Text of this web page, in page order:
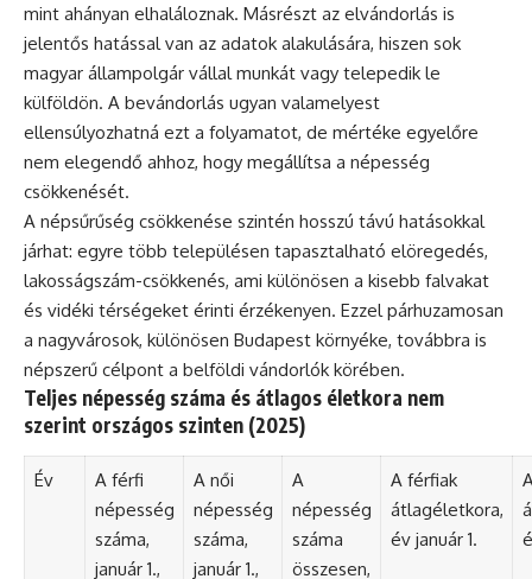
mint ahányan elhaláloznak. Másrészt az elvándorlás is
jelentős hatással van az adatok alakulására, hiszen sok
magyar állampolgár vállal munkát vagy telepedik le
külföldön. A bevándorlás ugyan valamelyest
ellensúlyozhatná ezt a folyamatot, de mértéke egyelőre
nem elegendő ahhoz, hogy megállítsa a népesség
csökkenését.
A népsűrűség csökkenése szintén hosszú távú hatásokkal
járhat: egyre több településen tapasztalható elöregedés,
lakosságszám-csökkenés, ami különösen a kisebb falvakat
és vidéki térségeket érinti érzékenyen. Ezzel párhuzamosan
a nagyvárosok, különösen Budapest környéke, továbbra is
népszerű célpont a belföldi vándorlók körében.
Teljes népesség száma és átlagos életkora nem
szerint országos szinten (2025)
Év
A férfi
népesség
száma,
január 1.,
A női
népesség
száma,
január 1.,
A
népesség
száma
összesen,
A férfiak
átlagéletkora,
év január 1.